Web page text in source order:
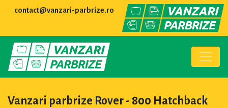
contact@vanzari-parbrize.ro
Vanzari parbrize Rover - 800 Hatchback